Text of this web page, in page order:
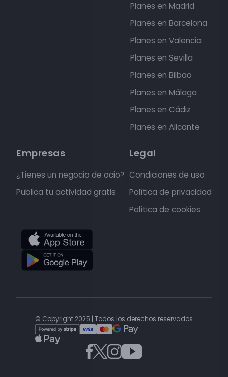
Planes en Madrid
Planes en Barcelona
Planes en Valencia
Planes en Sevilla
Planes en Bilbao
Planes en Málaga
Planes en Cádiz
Planes en Alicante
Empresas
¿Tienes un negocio de ocio?
Publica tu actividad gratis
Legal
Condiciones de uso
Política de privacidad
Política de cookies
© Copyright 2025 | Todos los derechos reservados